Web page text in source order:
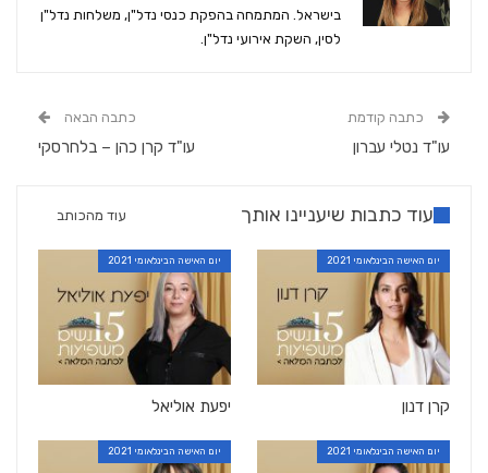
בישראל. המתמחה בהפקת כנסי נדל"ן, משלחות נדל"ן
לסין, השקת אירועי נדל"ן.
כתבה קודמת
עו"ד נטלי עברון
כתבה הבאה
עו"ד קרן כהן – בלחרסקי
עוד כתבות שיעניינו אותך עוד מהכותב
יום האישה הבינלאומי 2021
קרן דנון
יום האישה הבינלאומי 2021
יפעת אוליאל
יום האישה הבינלאומי 2021 יום האישה הבינלאומי 2021